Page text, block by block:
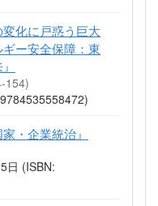
変化に戸惑う巨大
ー安全保障：東
154)
・企業統治』
日 (ISBN: